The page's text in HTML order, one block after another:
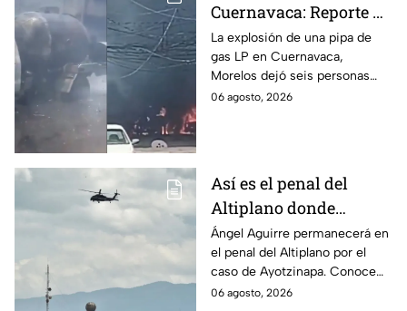
Cuernavaca: Reporte de
víctimas tras estallido
en Morelos
La explosión de una pipa de
gas LP en Cuernavaca,
Morelos dejó seis personas
hospitalizadas. IMSS informó
06 agosto, 2026
Así es el penal del
Altiplano donde
permanecerá Ángel
Aguirre por caso
Ayotzinapa
Ángel Aguirre permanecerá en
el penal del Altiplano por el
caso de Ayotzinapa. Conoce
dónde está, cómo es esta
06 agosto, 2026